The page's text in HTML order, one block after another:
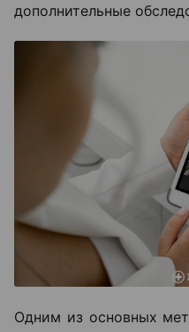
дополнительные
Одним из основных